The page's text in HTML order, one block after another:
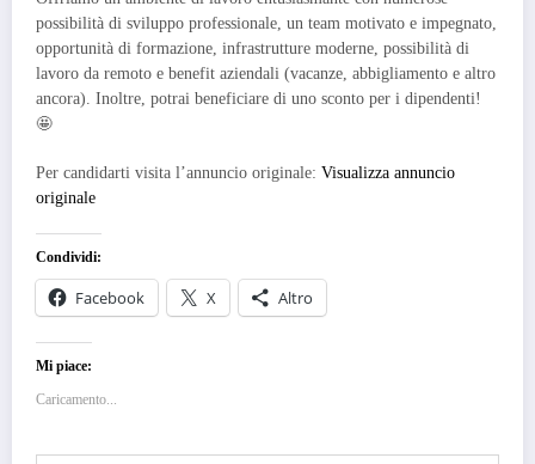
possibilità di sviluppo professionale, un team motivato e impegnato,
opportunità di formazione, infrastrutture moderne, possibilità di
lavoro da remoto e benefit aziendali (vacanze, abbigliamento e altro
ancora). Inoltre, potrai beneficiare di uno sconto per i dipendenti!
🤩
Per candidarti visita l’annuncio originale: Visualizza annuncio
originale
Condividi:
Facebook X Altro
Mi piace:
Caricamento...